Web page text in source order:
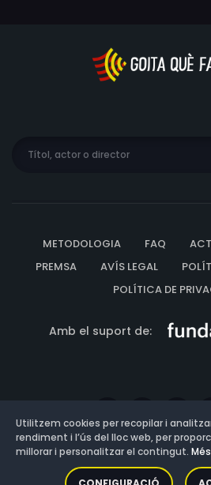
METODOLOGIA FAQ
PREMSA
AVÍS LEGAL
POLÍTICA DE
Amb el suport de:
Versió:
Utilitzem cookies per recopilar i
rendiment i l’ús del lloc web, per
millorar i personalitzar el contingut.